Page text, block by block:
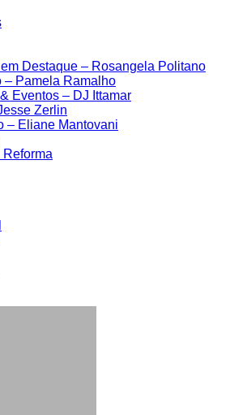
Destaque – Rosangela Politano
– Pamela Ramalho
Eventos – DJ Ittamar
Zerlin
– Eliane Mantovani